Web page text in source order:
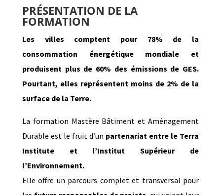
PRÉSENTATION DE LA
FORMATION
Les villes comptent pour 78% de la
consommation énergétique mondiale et
produisent plus de 60% des émissions de GES.
Pourtant, elles représentent moins de 2% de la
surface de la Terre.
La formation Mastère Bâtiment et Aménagement
Durable est le fruit d’un partenariat entre le Terra
Institute et l’Institut Supérieur de
l’Environnement.
Elle offre un parcours complet et transversal pour